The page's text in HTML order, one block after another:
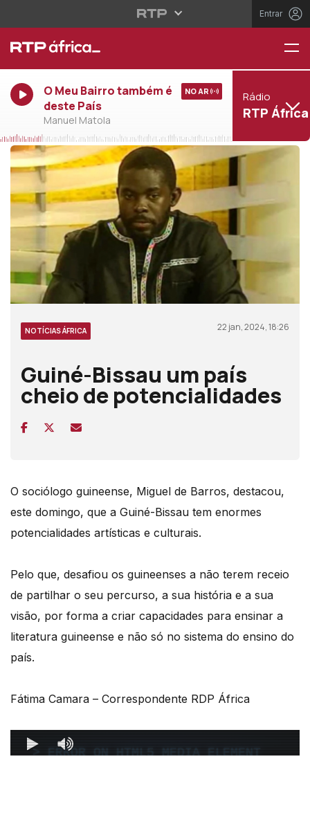
Entrar
O Meu Bairro também é
deste País
Manuel Matola
NO AR Rádio
RTP África
NOTÍCIAS ÁFRICA 22 jan, 2024, 18:26
Guiné-Bissau um país
cheio de potencialidades
O sociólogo guineense, Miguel de Barros, destacou,
este domingo, que a Guiné-Bissau tem enormes
potencialidades artísticas e culturais.
Pelo que, desafiou os guineenses a não terem receio
de partilhar o seu percurso, a sua história e a sua
visão, por forma a criar capacidades para ensinar a
literatura guineense e não só no sistema do ensino do
país.
Fátima Camara – Correspondente RDP África